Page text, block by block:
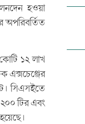
হওয়া
অপরিবর্তিত
১২ লাখ
এক্সচেঞ্জের
সিএসইতে
২০০ টির এবং